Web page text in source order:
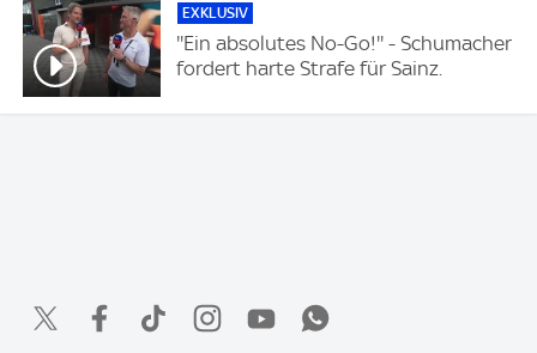
EXKLUSIV
''Ein absolutes No-Go!'' - Schumacher
fordert harte Strafe für Sainz.